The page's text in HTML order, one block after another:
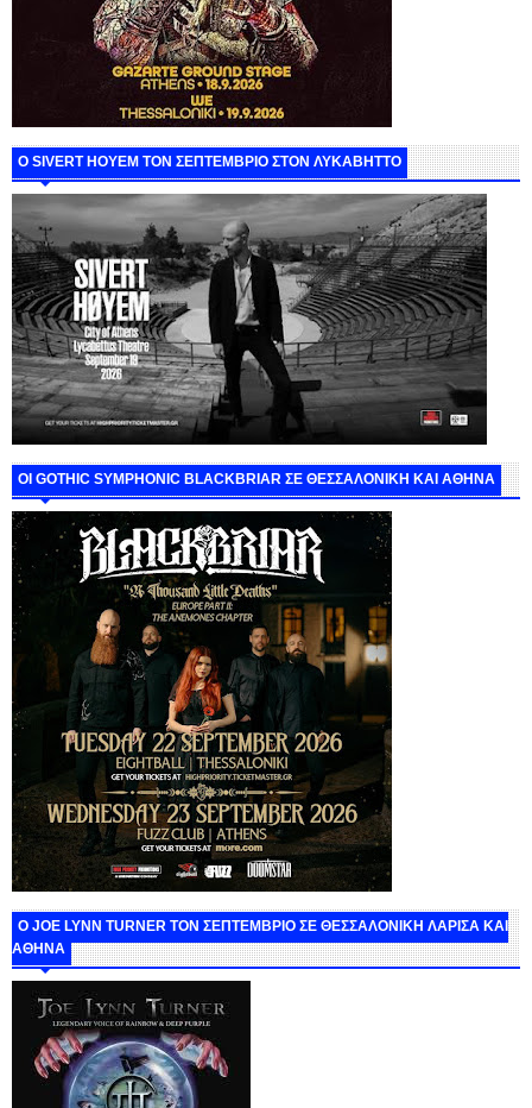
Ο SIVERT HOYEM ΤΟΝ ΣΕΠΤΕΜΒΡΙΟ ΣΤΟΝ ΛΥΚΑΒΗΤΤΟ
ΟΙ GOTHIC SYMPHONIC BLACKBRIAR ΣΕ ΘΕΣΣΑΛΟΝΙΚΗ ΚΑΙ ΑΘΗΝΑ
O JOE LYNN TURNER ΤΟΝ ΣΕΠΤΕΜΒΡΙΟ ΣΕ ΘΕΣΣΑΛΟΝΙΚΗ ΛΑΡΙΣΑ ΚΑΙ
ΑΘΗΝΑ